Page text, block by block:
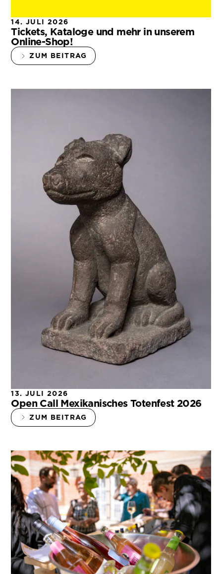
14. JULI 2026
Tickets, Kataloge und mehr in unserem
Online-Shop!
ZUM BEITRAG
13. JULI 2026
Open Call Mexikanisches Totenfest 2026
ZUM BEITRAG